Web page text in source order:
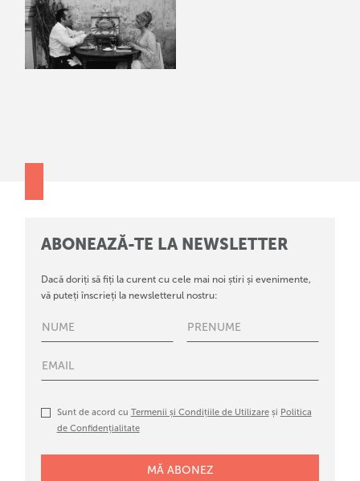
ABONEAZĂ-TE LA NEWSLETTER
Dacă doriți să fiți la curent cu cele mai noi știri și evenimente,
vă puteți înscrieți la newsletterul nostru:
Sunt de acord cu Termenii și Condițiile de Utilizareși Politica
de Confidențialitate